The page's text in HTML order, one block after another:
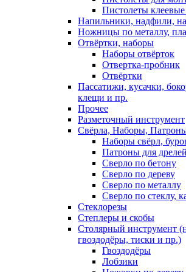
Пистолеты
Напильники, надфили,
Ножницы по металлу,
Отвёртки, наборы
Наборы отвёрток
Отвертка-пробник
Отвёртки
Пассатижи, кусачки,
клещи и пр.
Прочее
Разметочный инструмент
Свёрла, Наборы,
Наборы свёрл,
Патроны для дрелей
Сверло по бетону
Сверло по дереву
Сверло по металлу
Сверло по стеклу,
Стеклорезы
Степлеры и скобы
Столярный инструмент
гвоздодёры, тиски и пр.)
Гвоздодёры
Лобзики